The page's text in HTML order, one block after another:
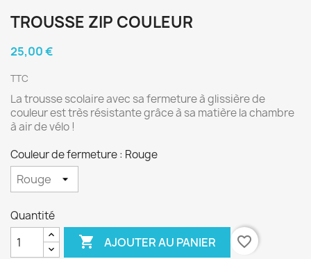
TROUSSE ZIP COULEUR
25,00 €
TTC
La trousse scolaire avec sa fermeture à glissière de
couleur est très résistante grâce à sa matière la chambre
à air de vélo !
Couleur de fermeture : Rouge
Quantité
 AJOUTER AU PANIER favorite_border